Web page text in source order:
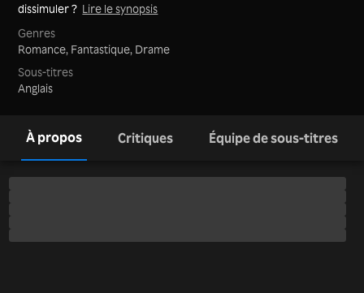
dissimuler ? Lire le synopsis
Genres
Romance, Fantastique, Drame
Sous-titres
Anglais
À propos Critiques Équipe de sous-titres